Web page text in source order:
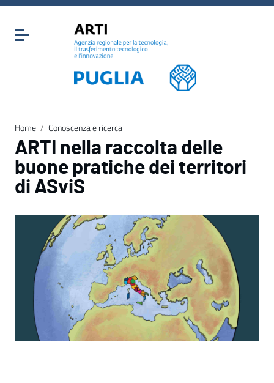
Vai ai contenuti
Vai al menu di navigazione
Vai al footer
Attiva / disattiva la navigazione
Home / Conoscenza e ricerca
ARTI nella raccolta delle
buone pratiche dei territori
di ASviS